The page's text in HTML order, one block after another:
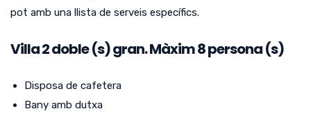
pot amb una llista de serveis específics.
Villa2doble (s) gran.Màxim 8 persona (s)
Disposa de cafetera
Bany amb dutxa